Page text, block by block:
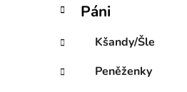
Páni
Kšandy/Šle
Peněženky